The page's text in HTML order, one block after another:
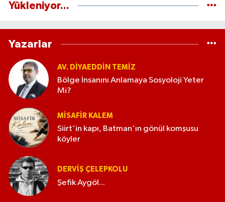
Yükleniyor...
Yazarlar
AV. DIYAEDDIN TEMIZ
Bölge İnsanını Anlamaya Sosyoloji Yeter
Mi?
MISAFIR KALEM
Siirt'in kapı, Batman'ın gönül komşusu
köyler
DERVIŞ ÇELEPKOLU
Şefik Aygöl...